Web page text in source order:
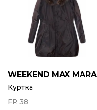
WEEKEND MAX MARA
Куртка
FR 38